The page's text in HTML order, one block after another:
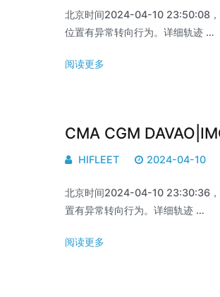
北京时间2024-04-10 23:50:08
位置有异常转向行为。详细轨迹 …
阅读更多
CMA CGM
HIFLEET 2024-04-10
北京时间2024-04-10 23:30:36
置有异常转向行为。详细轨迹 …
阅读更多